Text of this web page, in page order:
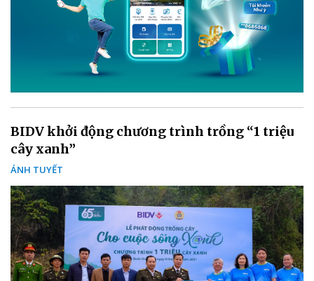
BIDV khởi động chương trình trồng “1 triệu
cây xanh”
ÁNH TUYẾT